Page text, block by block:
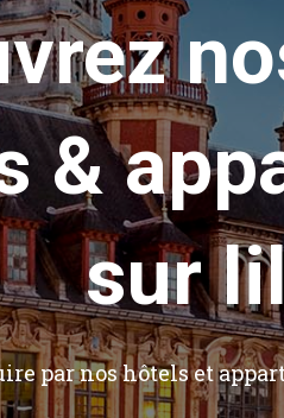
&
sur
par nos hôtels et